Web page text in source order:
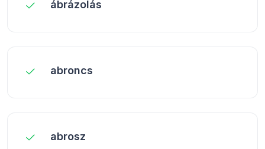
ábrázolás
abroncs
abrosz